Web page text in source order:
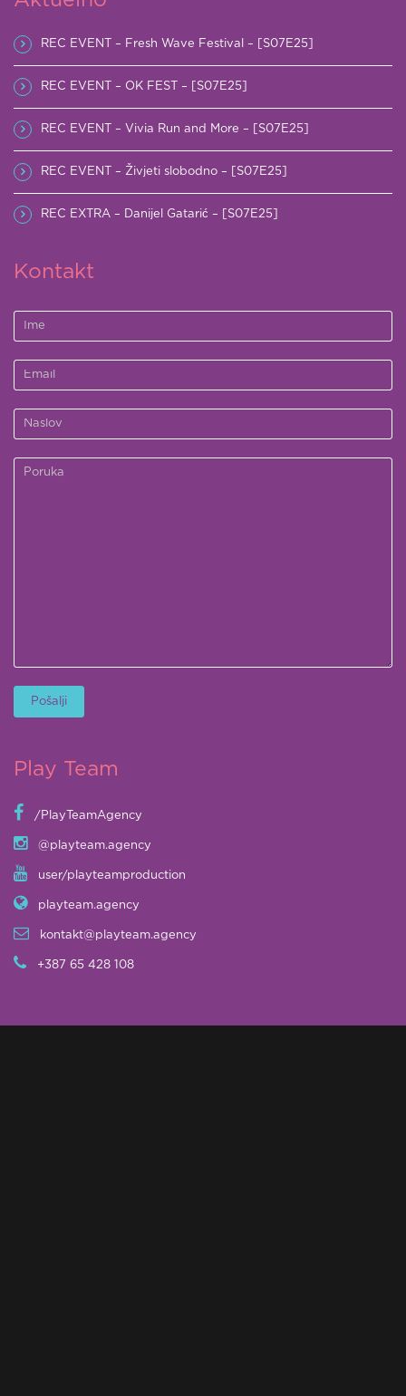
REC EVENT – Fresh Wave Festival – [S07E25]
REC EVENT – OK FEST – [S07E25]
REC EVENT – Vivia Run and More – [S07E25]
REC EVENT – Živjeti slobodno – [S07E25]
REC EXTRA – Danijel Gatarić – [S07E25]
Kontakt
Play Team
/PlayTeamAgency
@playteam.agency
user/playteamproduction
playteam.agency
kontakt@playteam.agency
+387 65 428 108